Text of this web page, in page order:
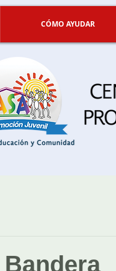
CÓMO AYUDAR